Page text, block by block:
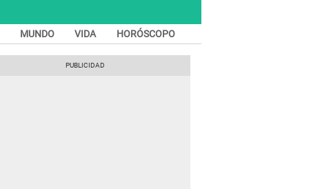
MUNDO VIDA HORÓSCOPO